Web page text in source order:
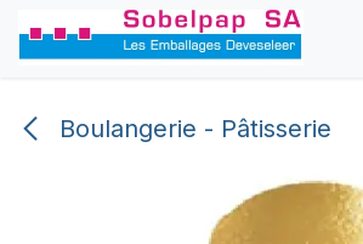
Se rendre au contenu
Boulangerie - Pâtisserie